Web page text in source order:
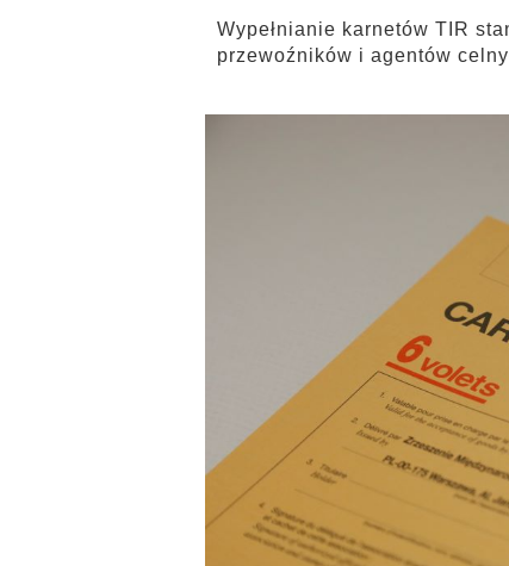
Wypełnianie karnetów TIR
przewoźników i agentów